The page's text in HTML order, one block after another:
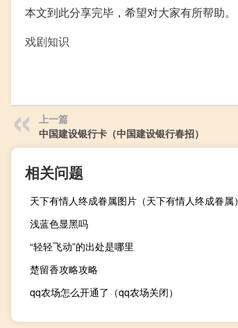
本文到此分享完毕，希望对大家有所帮助。
戏剧知识
上一篇
中国建设银行卡（中国建设银行春招）
相关问题
天下有情人终成眷属图片（天下有情人终成眷属）
浅蓝色显黑吗
“轻轻飞动”的出处是哪里
楚留香攻略攻略
qq农场怎么开通了（qq农场关闭）